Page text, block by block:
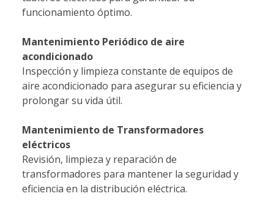
funcionamiento óptimo.
Mantenimiento Periódico de aire
acondicionado
Inspección y limpieza constante de equipos de
aire acondicionado para asegurar su eficiencia y
prolongar su vida útil.
Mantenimiento de Transformadores
eléctricos
Revisión, limpieza y reparación de
transformadores para mantener la seguridad y
eficiencia en la distribución eléctrica.